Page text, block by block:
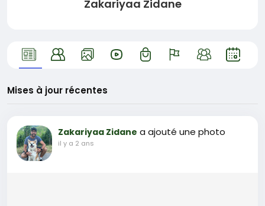
Zakariyaa Zidane
Mises à jour récentes
Zakariyaa Zidane a ajouté une photo
il y a 2 ans